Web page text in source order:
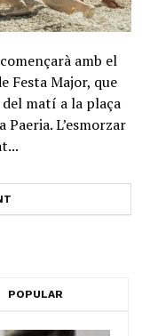
amb el
Festa Major, que
matí a la plaça
Paeria. L’esmorzar
POPULAR